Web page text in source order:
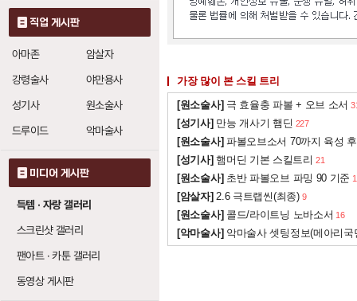
직업 게시판
아마존
암살자
강령술사
야만용사
성기사
원소술사
드루이드
악마술사
미디어 게시판
득템 · 자랑 갤러리
스크린샷 갤러리
팬아트 · 카툰 갤러리
동영상 게시판
발키리 (발키리)
미끼 : 레벨당 생명
간파 10
: 레벨당 명
치명타 10
회피 1
피하기 1
냉기 화살 (콜드 애
얼음 화살 1 : 레벨당
가장 많이 본 스킬 트리
[원소술사] 극 효율충 파볼 + 오브 소서
[성기사] 만능 개사기 햄딘 227
[원소술사] 파볼오브소서 70까지 육성
[성기사] 햄머딘 기본 스킬트리 21
[원소술사] 초반 파볼오브 파밍 90 기준
[암살자] 2.6 극트랩씬(최종) 9
[원소술사] 콜드/라이트닝 노바소서 16
[악마술사] 악마술사 셋팅정보(메아리국